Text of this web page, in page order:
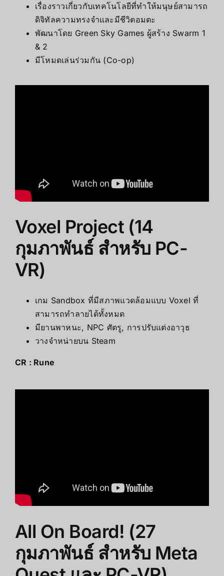
เรื่องราวเกี่ยวกับเทคโนโลยีที่ทำให้มนุษย์สามารถ
ดิจิทัลความทรงจำและมีชีวิตอมตะ
พัฒนาโดย Green Sky Games ผู้สร้าง Swarm 1
& 2
มีโหมดเล่นร่วมกัน (Co-op)
Voxel Project (14
กุมภาพันธ์ สำหรับ PC-
VR)
เกม Sandbox ที่มีสภาพแวดล้อมแบบ Voxel ที่
สามารถทำลายได้ทั้งหมด
มียานพาหนะ, NPC ศัตรู, การปรับแต่งอาวุธ
วางจำหน่ายบน Steam
CR : Rune
All On Board! (27
กุมภาพันธ์ สำหรับ Meta